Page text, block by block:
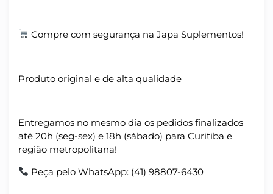
Compre com segurança na Japa Suplementos!
Produto original e de alta qualidade
Entregamos no mesmo dia os pedidos finalizados
até 20h (seg-sex) e 18h (sábado) para Curitiba e
região metropolitana!
Peça pelo WhatsApp: (41) 98807-6430